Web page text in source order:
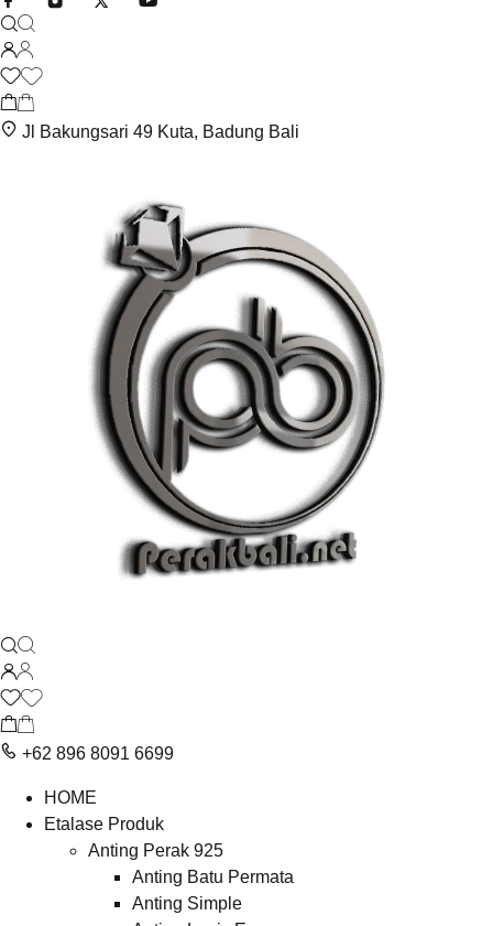
Jl Bakungsari 49 Kuta, Badung Bali
+62 896 8091 6699
HOME
Etalase Produk
Anting Perak 925
Anting Batu Permata
Anting Simple